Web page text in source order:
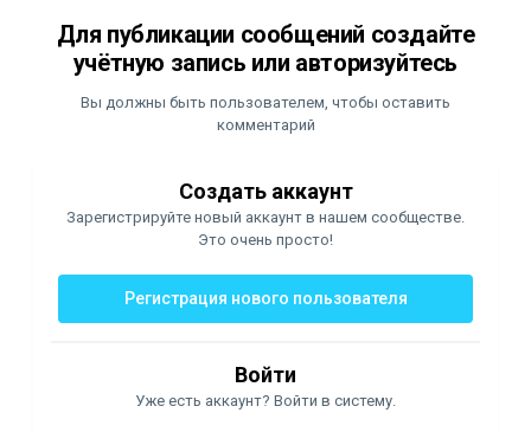
Для публикации сообщений создайте
учётную запись или авторизуйтесь
Вы должны быть пользователем, чтобы оставить
комментарий
Создать аккаунт
Зарегистрируйте новый аккаунт в нашем сообществе.
Это очень просто!
Регистрация нового пользователя
Войти
Уже есть аккаунт? Войти в систему.